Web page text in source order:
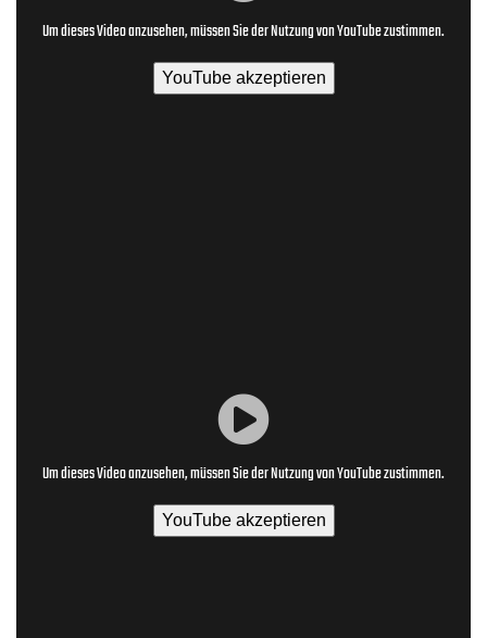
Um dieses Video anzusehen, müssen Sie der Nutzung von YouTube zustimmen.
YouTube akzeptieren
Um dieses Video anzusehen, müssen Sie der Nutzung von YouTube zustimmen.
YouTube akzeptieren